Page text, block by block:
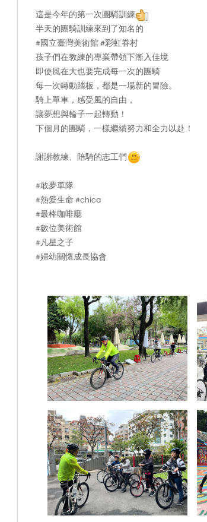
這是今年的第一次團騎訓練
半天的團騎訓練來到了知名的
#國立臺灣美術館 #彩虹眷村
孩子們在教練的專業帶領下漸入佳境
即使風在大也要完成每一次的團騎
每一次轉動踏板，都是一場新的冒險。
騎上單車，感受風的自由，
讓夢想與輪子一起轉動！
下個月的團騎，一樣繼續努力和全力以赴！
謝謝教練、陪騎的志工們
#敢夢車隊
#熱愛生命 #chica
#最棒咖啡廳
#數位美術館
#凡星之子
#婦幼關懷成長協會